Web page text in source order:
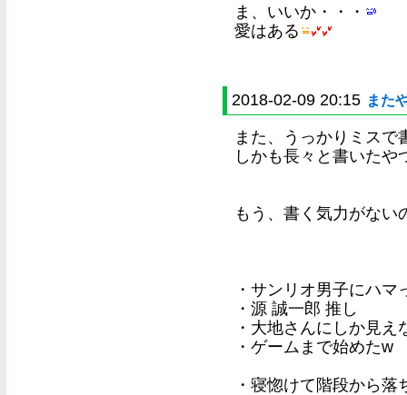
ま、いいか・・・
愛はある
2018-02-09 20:15 また
また、うっかりミスで
しかも長々と書いたや
もう、書く気力がない
・サンリオ男子にハマ
・源 誠一郎 推し
・大地さんにしか見え
・ゲームまで始めたw
・寝惚けて階段から落